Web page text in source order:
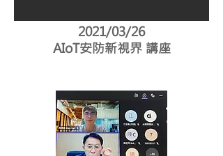
2021/03/26
AIoT安防新視界 講座